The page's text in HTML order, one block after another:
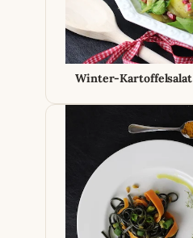
Winter-Kartoffelsalat